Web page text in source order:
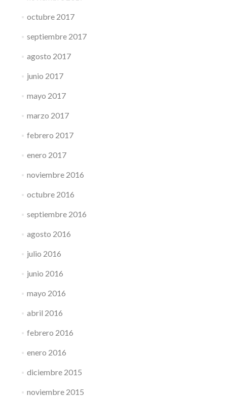
octubre 2017
septiembre 2017
agosto 2017
junio 2017
mayo 2017
marzo 2017
febrero 2017
enero 2017
noviembre 2016
octubre 2016
septiembre 2016
agosto 2016
julio 2016
junio 2016
mayo 2016
abril 2016
febrero 2016
enero 2016
diciembre 2015
noviembre 2015